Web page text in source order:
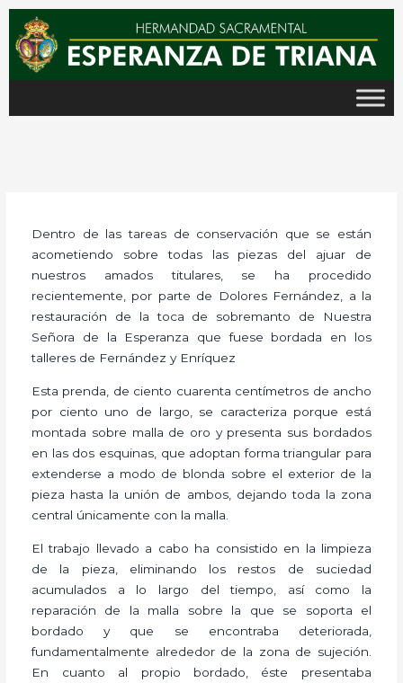
contenido
Dentro de las tareas de conservación que se están
acometiendo sobre todas las piezas del ajuar de
nuestros amados titulares, se ha procedido
recientemente, por parte de Dolores Fernández, a la
restauración de la toca de sobremanto de Nuestra
Señora de la Esperanza que fuese bordada en los
talleres de Fernández y Enríquez
Esta prenda, de ciento cuarenta centímetros de ancho
por ciento uno de largo, se caracteriza porque está
montada sobre malla de oro y presenta sus bordados
en las dos esquinas, que adoptan forma triangular para
extenderse a modo de blonda sobre el exterior de la
pieza hasta la unión de ambos, dejando toda la zona
central únicamente con la malla.
El trabajo llevado a cabo ha consistido en la limpieza
de la pieza, eliminando los restos de suciedad
acumulados a lo largo del tiempo, así como la
reparación de la malla sobre la que se soporta el
bordado y que se encontraba deteriorada,
fundamentalmente alrededor de la zona de sujeción.
En cuanto al propio bordado, éste presentaba